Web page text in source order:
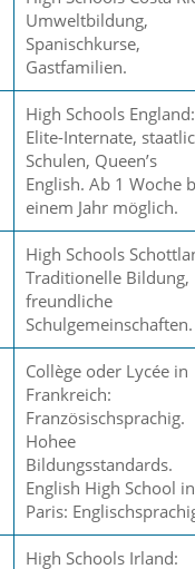
Umweltbildung,
Spanischkurse,
Gastfamilien.
High Schools England:
Elite-Internate,
Schulen, Queen’s
English. Ab 1 Woche
einem Jahr möglich.
High Schools
Traditionelle Bildung,
freundliche
Schulgemeinschaften.
Collège oder Lycée in
Frankreich:
Französischsprachig.
Hohee
Bildungsstandards.
English High School in
Paris:
High Schools Irland: